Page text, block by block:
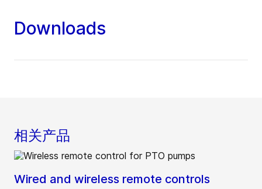
Downloads
相关产品
Wired and wireless remote controls